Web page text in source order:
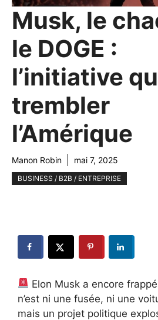
Musk, le
le DOGE :
l’initiative
trembler
l’Amérique
Manon Robin mai 7, 2025
BUSINESS / B2B / ENTREPRISE
Elon Musk a encore
n’est ni une fusée, ni une
mais un projet politique